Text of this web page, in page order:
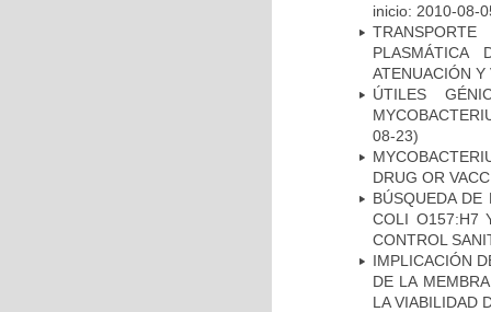
inicio: 2010-08-
PLASMÁTICA
ATENUACIÓN Y
ÚTILES
08-23)
DRUG OR
BÚSQUEDA DE
COLI O157:H7
CONTROL
IMPLICACIÓN
DE LA
LA VIABILIDAD